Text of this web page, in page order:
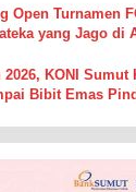
Open Turnamen
yang Jago di
KONI Sumut
Bibit Emas